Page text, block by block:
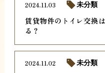
賃貸物件のトイレ交換
る？
2024.11.03 未分類
2024.11.02 未分類